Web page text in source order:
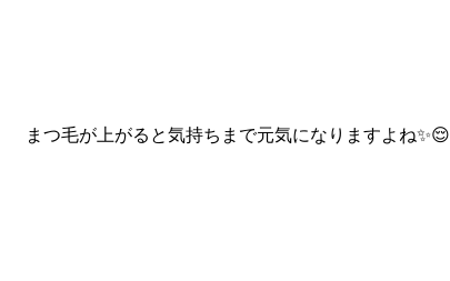
まつ毛が上がると気持ちまで元気になりますよね✨😌